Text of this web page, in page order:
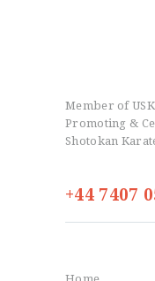
Member of
Promoting &
Shotokan
+44 7407